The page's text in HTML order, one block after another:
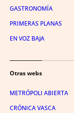
GASTRONOMÍA
PRIMERAS PLANAS
EN VOZ BAJA
Otras webs
METRÓPOLI ABIERTA
CRÓNICA VASCA